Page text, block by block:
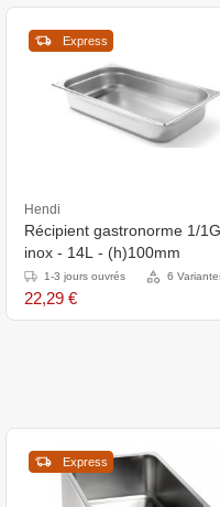
Express
Hendi
Récipient gastronorme 1/
inox - 14L - (h)100mm
1-3 jours ouvrés 6
22,29 €
Express